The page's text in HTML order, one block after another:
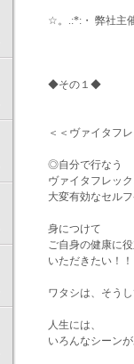
☆。.:*:・ 弊社主
◆その１◆
＜＜ヴァイタフ
◎自分で行なう
ヴァイタフレッ
大変有効なセル
身につけて
ご自身の健康に
いただきたい！
ワタシは、そう
人生には、
いろんなシーン